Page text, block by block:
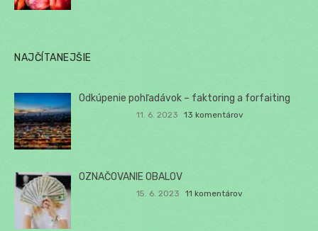
NAJČÍTANEJŠIE
Odkúpenie pohľadávok – faktoring a forfaiting
11. 6. 2023 13 komentárov
OZNAČOVANIE OBALOV
15. 6. 2023 11 komentárov